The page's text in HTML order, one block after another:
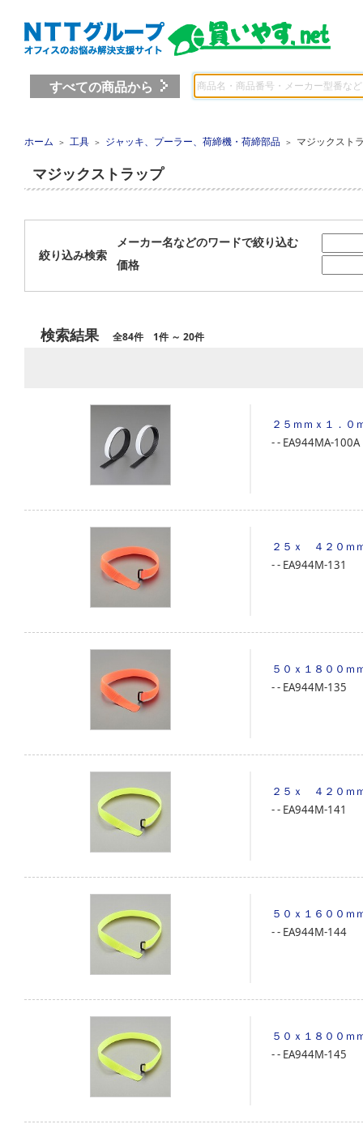
すべての商品から
ホーム ＞ 工具 ＞ ジャッキ、プーラー、荷締機・荷締部品 ＞ マジックスト
マジックストラップ
絞り込み検索
メーカー名などのワードで絞り込む
価格
検索結果 全84件 1件 ～ 20件
２５ｍｍｘ１．
‐‐ EA944MA-100A
２５ｘ ４２０ｍ
‐‐ EA944M-131
５０ｘ１８００
‐‐ EA944M-135
２５ｘ ４２０ｍ
‐‐ EA944M-141
５０ｘ１６００
‐‐ EA944M-144
５０ｘ１８００
‐‐ EA944M-145